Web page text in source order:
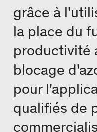
grâce à
la place du
productivité
blocage
pour
qualifiés de